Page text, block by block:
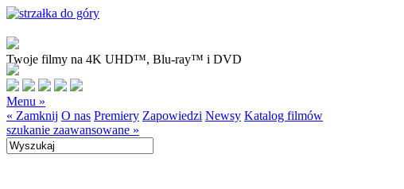
Twoje filmy na 4K UHD™, Blu-ray™ i DVD
Menu »
« Zamknij O nas Premiery Zapowiedzi Newsy Katalog filmów
szukanie zaawansowane »